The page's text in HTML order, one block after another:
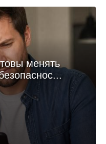
менять